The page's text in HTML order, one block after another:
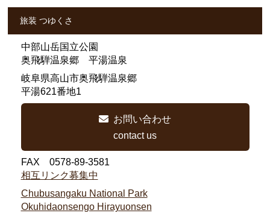
旅装 つゆくさ
中部山岳国立公園
奥飛騨温泉郷 平湯温泉
岐阜県高山市奥飛騨温泉郷
平湯621番地1
お問い合わせ
contact us
FAX 0578-89-3581
相互リンク募集中
Chubusangaku National Park
Okuhidaonsengo Hirayuonsen